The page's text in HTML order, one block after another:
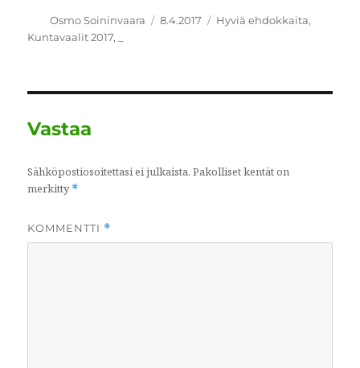
c
e
o
o
it
te
ai
l
k
I
at
p
e
a
a
Kirjoittaja
Osmo Soininvaara Julkaistu
8.4.2017 Kategoriat
Hyviä ehdokkaita,
Kuntavaalit 2017,
Vastaa
Sähköpostiosoitettasi ei julkaista. Pakolliset kentät on
merkitty*
KOMMENTTI *